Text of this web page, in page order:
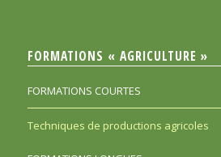
FORMATIONS « AGRICULTURE »
FORMATIONS COURTES
Techniques de productions agricoles